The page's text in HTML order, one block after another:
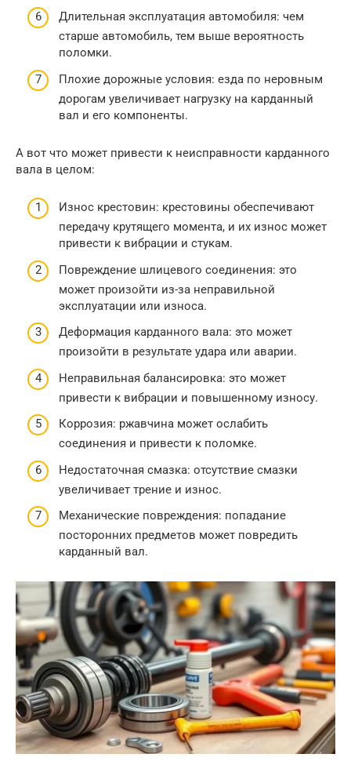
Длительная эксплуатация автомобиля: чем
старше автомобиль, тем выше вероятность
поломки.
Плохие дорожные условия: езда по неровным
дорогам увеличивает нагрузку на карданный
вал и его компоненты.
А вот что может привести к неисправности карданного
вала в целом:
Износ крестовин: крестовины обеспечивают
передачу крутящего момента, и их износ может
привести к вибрации и стукам.
Повреждение шлицевого соединения: это
может произойти из-за неправильной
эксплуатации или износа.
Деформация карданного вала: это может
произойти в результате удара или аварии.
Неправильная балансировка: это может
привести к вибрации и повышенному износу.
Коррозия: ржавчина может ослабить
соединения и привести к поломке.
Недостаточная смазка: отсутствие смазки
увеличивает трение и износ.
Механические повреждения: попадание
посторонних предметов может повредить
карданный вал.